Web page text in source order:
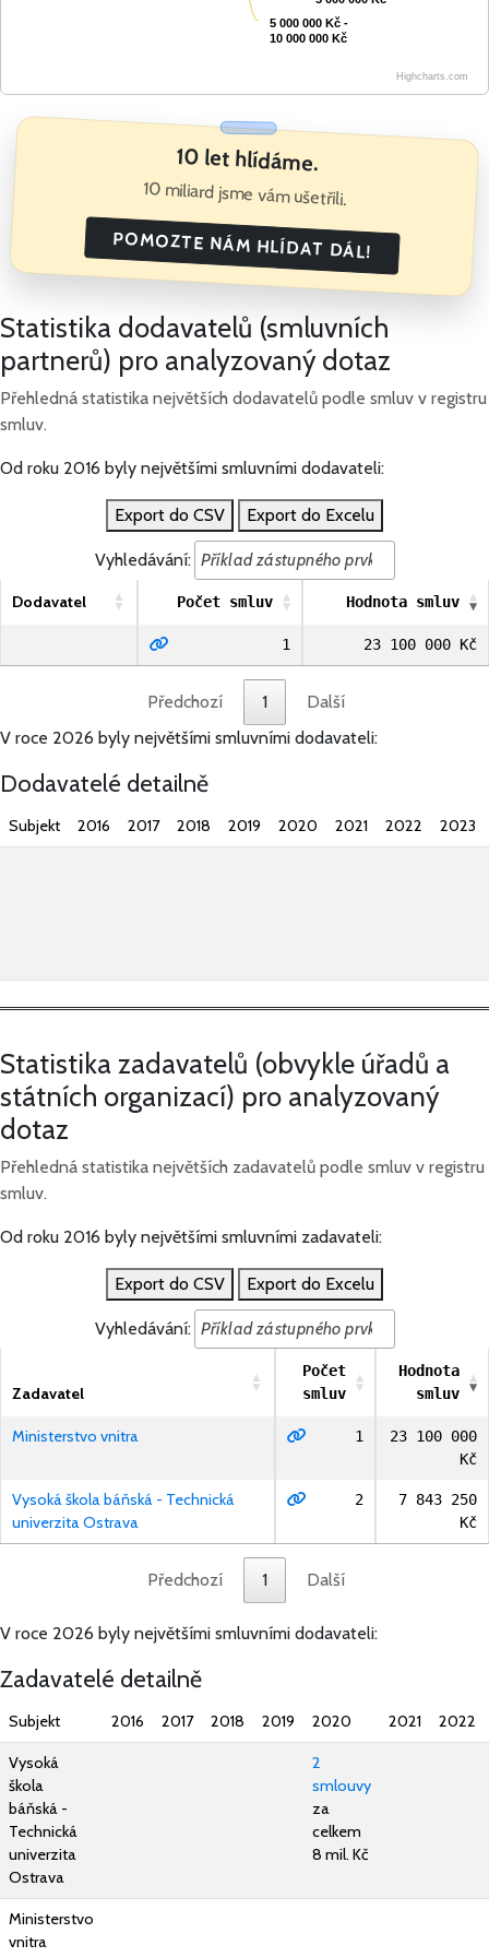
5 000 000 Kč -
10 000 000 Kč
5 000 000 Kč -
10 000 000 Kč
Highcharts.com
10 let hlídáme.
10 miliard jsme vám ušetřili.
POMOZTE NÁM HLÍDAT DÁL!
Statistika dodavatelů (smluvních
partnerů) pro analyzovaný dotaz
Přehledná statistika největších dodavatelů podle smluv v registru
smluv.
Od roku 2016 byly největšími smluvními dodavateli:
Export do CSV Export do Excelu
Vyhledávání:
Dodavatel Počet smluv Hodnota smluv
1 23 100 000 Kč
Předchozí 1
Další
V roce 2026 byly největšími smluvními dodavateli:
Dodavatelé detailně
Subjekt 2016 2017 2018 2019 2020 2021 2022 2023
Statistika zadavatelů (obvykle úřadů a
státních organizací) pro analyzovaný
dotaz
Přehledná statistika největších zadavatelů podle smluv v registru
smluv.
Od roku 2016 byly největšími smluvními zadavateli:
Export do CSV Export do Excelu
Vyhledávání:
Zadavatel
Počet
smluv
Hodnota
smluv
Ministerstvo vnitra 1
23 100 000
Kč
Vysoká škola báňská - Technická
univerzita Ostrava
2
7 843 250
Kč
Předchozí 1 Další
V roce 2026 byly největšími smluvními dodavateli:
Zadavatelé detailně
Subjekt 2016 2017 2018 2019 2020 2021 2022
Vysoká
škola
báňská -
Technická
univerzita
Ostrava
2
smlouvy
za
celkem
8 mil. Kč
Ministerstvo
vnitra